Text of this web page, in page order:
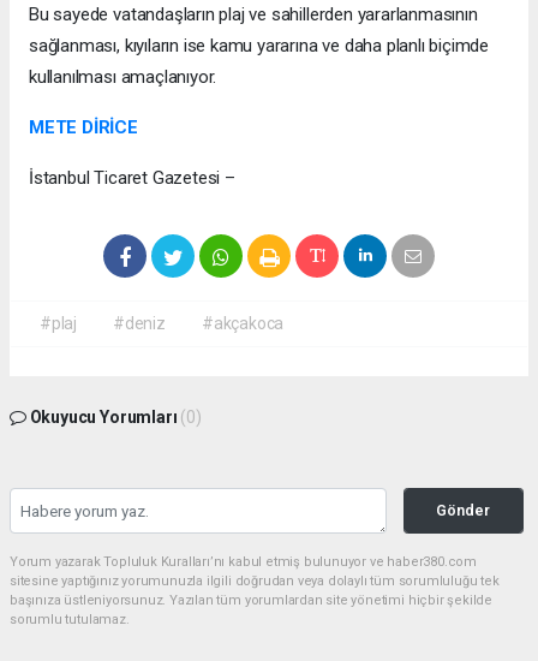
Bu sayede vatandaşların plaj ve sahillerden yararlanmasının
sağlanması, kıyıların ise kamu yararına ve daha planlı biçimde
kullanılması amaçlanıyor.
METE DİRİCE
İstanbul Ticaret Gazetesi –
#plaj #deniz #akçakoca
Okuyucu Yorumları (0)
Gönder
Yorum yazarak Topluluk Kuralları’nı kabul etmiş bulunuyor ve haber380.com
sitesine yaptığınız yorumunuzla ilgili doğrudan veya dolaylı tüm sorumluluğu tek
başınıza üstleniyorsunuz. Yazılan tüm yorumlardan site yönetimi hiçbir şekilde
sorumlu tutulamaz.